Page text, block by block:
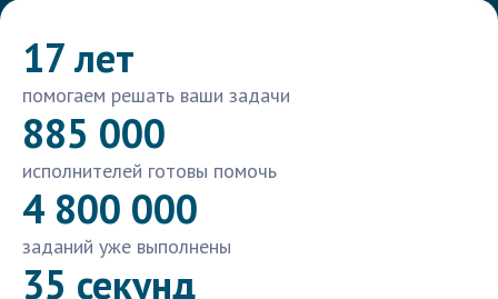
17 лет
помогаем решать ваши задачи
885 000
исполнителей готовы помочь
4 800 000
заданий уже выполнены
35 секунд